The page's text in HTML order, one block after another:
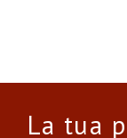
La tua